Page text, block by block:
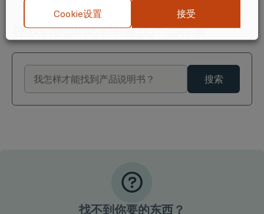
在我们的知识库中查找产品答案
搜索
找不到你要的东西？
Cookie设置 接受